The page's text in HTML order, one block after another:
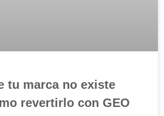
tu marca no existe
revertirlo con GEO